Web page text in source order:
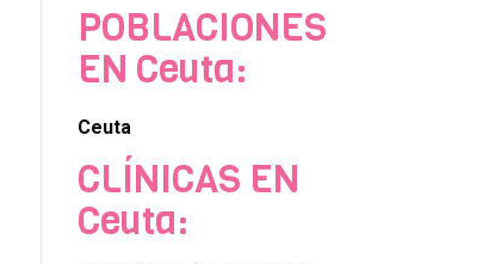
POBLACIONES
EN Ceuta:
Ceuta
CLÍNICAS EN
Ceuta: